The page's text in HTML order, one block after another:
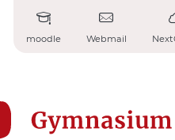
moodle Webmail